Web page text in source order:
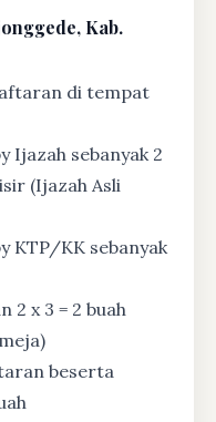
Kab.
di tempat
Ijazah sebanyak 2
(Ijazah Asli
KTP/KK sebanyak
2 x 3 = 2 buah
beserta